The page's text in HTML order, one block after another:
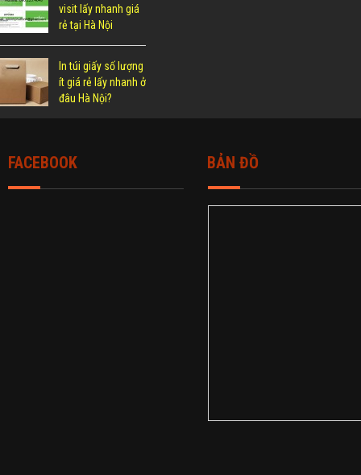
visit lấy nhanh giá
rẻ tại Hà Nội
In túi giấy số lượng
ít giá rẻ lấy nhanh ở
đâu Hà Nội?
FACEBOOK BẢN ĐỒ